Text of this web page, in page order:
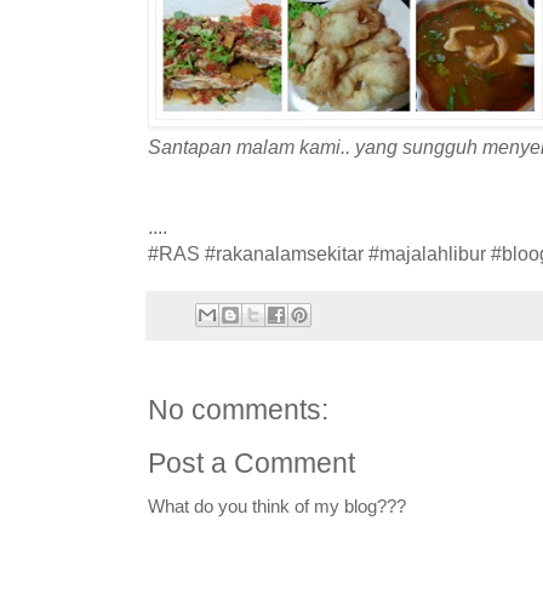
Santapan malam kami.. yang sungguh
....
#RAS #rakanalamsekitar #majalahlibur
No comments:
Post a Comment
What do you think of my blog???